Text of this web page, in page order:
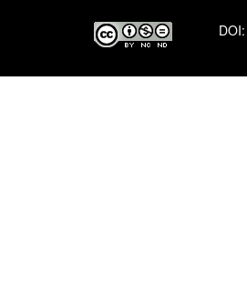
DOI: